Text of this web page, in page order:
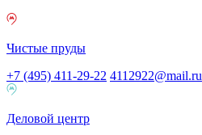
Чистые пруды
+7 (495) 411-29-22 4112922@mail.ru
Деловой центр